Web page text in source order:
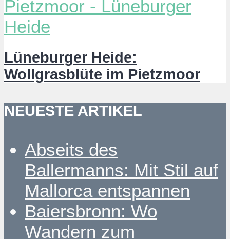
Lüneburger Heide:
Wollgrasblüte im Pietzmoor
NEUESTE ARTIKEL
Abseits des
Ballermanns: Mit Stil auf
Mallorca entspannen
Baiersbronn: Wo
Wandern zum